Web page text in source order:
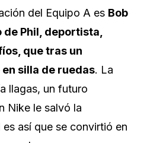
del Equipo A es Bob
de Phil, deportista,
que tras un
silla de ruedas. La
llagas, un futuro
Nike le salvó la
así que se convirtió en